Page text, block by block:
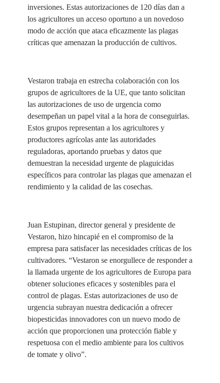
inversiones. Estas autorizaciones de 120 días dan a
los agricultores un acceso oportuno a un novedoso
modo de acción que ataca eficazmente las plagas
críticas que amenazan la producción de cultivos.
Vestaron trabaja en estrecha colaboración con los
grupos de agricultores de la UE, que tanto solicitan
las autorizaciones de uso de urgencia como
desempeñan un papel vital a la hora de conseguirlas.
Estos grupos representan a los agricultores y
productores agrícolas ante las autoridades
reguladoras, aportando pruebas y datos que
demuestran la necesidad urgente de plaguicidas
específicos para controlar las plagas que amenazan el
rendimiento y la calidad de las cosechas.
Juan Estupinan, director general y presidente de
Vestaron, hizo hincapié en el compromiso de la
empresa para satisfacer las necesidades críticas de los
cultivadores. “Vestaron se enorgullece de responder a
la llamada urgente de los agricultores de Europa para
obtener soluciones eficaces y sostenibles para el
control de plagas. Estas autorizaciones de uso de
urgencia subrayan nuestra dedicación a ofrecer
biopesticidas innovadores con un nuevo modo de
acción que proporcionen una protección fiable y
respetuosa con el medio ambiente para los cultivos
de tomate y olivo”.